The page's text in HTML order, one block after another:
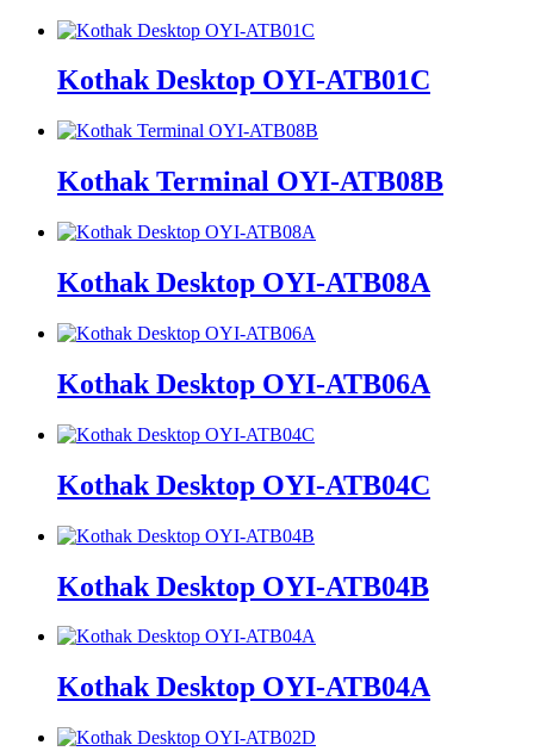
Kothak Desktop OYI-ATB01C
Kothak Terminal OYI-ATB08B
Kothak Desktop OYI-ATB08A
Kothak Desktop OYI-ATB06A
Kothak Desktop OYI-ATB04C
Kothak Desktop OYI-ATB04B
Kothak Desktop OYI-ATB04A